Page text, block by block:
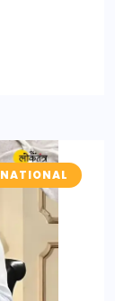
NATIONAL